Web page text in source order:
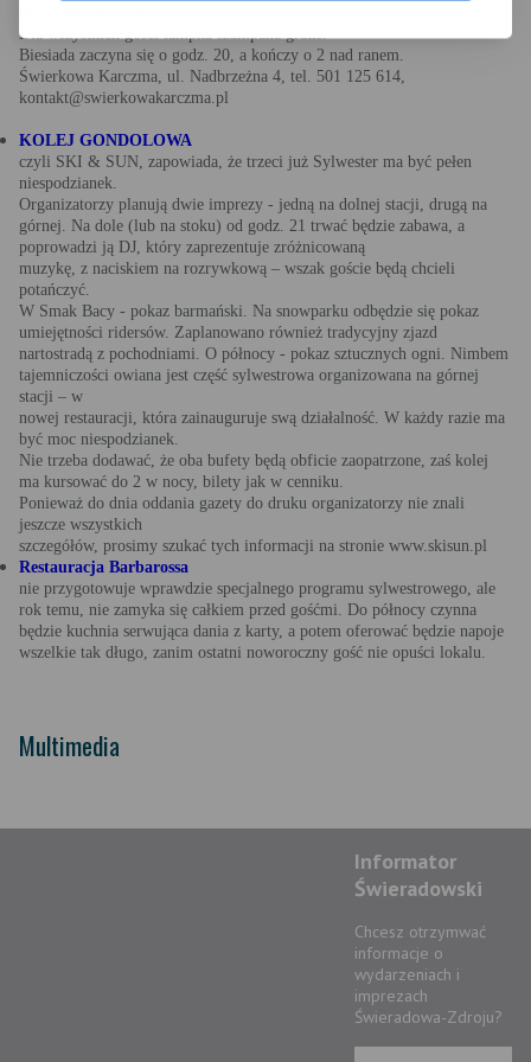
Dla wszystkich gości lampka szampana gratis.
Biesiada zaczyna się o godz. 20, a kończy o 2 nad ranem.
Świerkowa Karczma, ul. Nadbrzeżna 4, tel. 501 125 614,
kontakt@swierkowakarczma.pl
KOLEJ GONDOLOWA
czyli SKI & SUN, zapowiada, że trzeci już Sylwester ma być pełen
niespodzianek.
Organizatorzy planują dwie imprezy - jedną na dolnej stacji, drugą na
górnej. Na dole (lub na stoku) od godz. 21 trwać będzie zabawa, a
poprowadzi ją DJ, który zaprezentuje zróżnicowaną
muzykę, z naciskiem na rozrywkową – wszak goście będą chcieli
potańczyć.
W Smak Bacy - pokaz barmański. Na snowparku odbędzie się pokaz
umiejętności ridersów. Zaplanowano również tradycyjny zjazd
nartostradą z pochodniami. O północy - pokaz sztucznych ogni. Nimbem
tajemniczości owiana jest część sylwestrowa organizowana na górnej
stacji – w
nowej restauracji, która zainauguruje swą działalność. W każdy razie ma
być moc niespodzianek.
Nie trzeba dodawać, że oba bufety będą obficie zaopatrzone, zaś kolej
ma kursować do 2 w nocy, bilety jak w cenniku.
Ponieważ do dnia oddania gazety do druku organizatorzy nie znali
jeszcze wszystkich
szczegółów, prosimy szukać tych informacji na stronie www.skisun.pl
Restauracja Barbarossa
nie przygotowuje wprawdzie specjalnego programu sylwestrowego, ale
rok temu, nie zamyka się całkiem przed gośćmi. Do północy czynna
będzie kuchnia serwująca dania z karty, a potem oferować będzie napoje
wszelkie tak długo, zanim ostatni noworoczny gość nie opuści lokalu.
Multimedia
Informator
Świeradowski
Chcesz otrzymwać
informacje o
wydarzeniach i
imprezach
Świeradowa-Zdroju?